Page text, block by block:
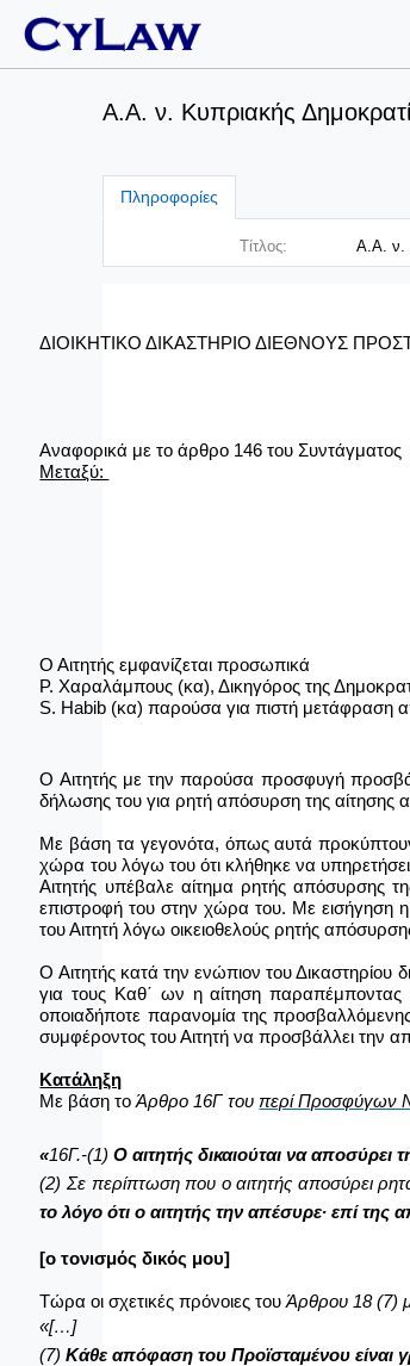
Α.Α. ν. Κυπριακής
Πληροφορίες
Τίτλος: Α.Α. ν.
ΔΙΟΙΚΗΤΙΚΟ ΔΙΚΑΣΤΗΡΙΟ ΔΙΕΘΝΟΥΣ
11
Αναφορικά με το άρθρο 146 του Συντάγματος
Μεταξύ:
Ο Αιτητής εμφανίζεται προσωπικά
Ρ. Χαραλάμπους (κα), Δικηγόρος της
S. Habib (κα) παρούσαγια πιστή μετάφραση
Ο Αιτητής με την παρούσα προσφυγή
δήλωσης του για ρητή απόσυρση της αίτησης
Με βάση τα γεγονότα, όπως αυτά
χώρα του λόγω του ότι κλήθηκε να υπηρετήσει
Αιτητής υπέβαλε αίτημα ρητής απόσυρσης
επιστροφή του στην χώρα του. Με εισήγηση
του Αιτητή λόγω οικειοθελούς ρητής
Ο Αιτητής κατά την ενώπιον του Δικαστηρίου
για τους Καθ΄ ων η αίτηση παραπέμποντας
οποιαδήποτε παρανομία της
συμφέροντος του Αιτητή να προσβάλλει
Κατάληξη
Με βάση τοΆρθρο 16Γ του περί Προσφύγων
«16Γ.-(1)Ο αιτητής δικαιούται να
(2) Σε περίπτωση που ο αιτητής αποσύρει
το λόγο ότι ο αιτητής την απέσυρε∙ επί
[ο τονισμός δικός μου]
Τώρα οι σχετικές πρόνοιες τουΆρθρου 18 (7)
«[…]
(7)Κάθε απόφαση του Προϊσταμένου είναι